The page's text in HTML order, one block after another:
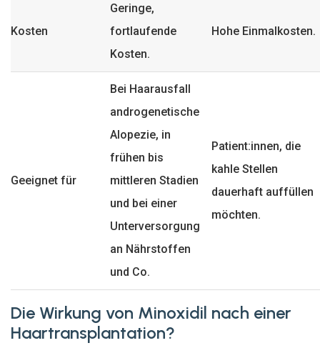
Kosten
Geringe,
fortlaufende
Kosten.
Hohe Einmalkosten.
Geeignet für
Bei Haarausfall
androgenetische
Alopezie, in
frühen bis
mittleren Stadien
und bei einer
Unterversorgung
an Nährstoffen
und Co.
Patient:innen, die
kahle Stellen
dauerhaft auffüllen
möchten.
Die Wirkung von Minoxidil nach einer
Haartransplantation?